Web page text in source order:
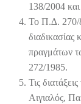
138/2004
Το Π.∆. 270/
διαδικασίας
πραγμάτων
272/1985.
Τις
Αιγιαλός,